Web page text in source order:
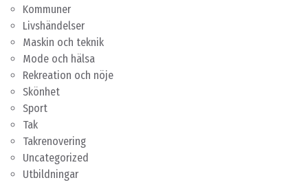
Kommuner
Livshändelser
Maskin och teknik
Mode och hälsa
Rekreation och nöje
Skönhet
Sport
Tak
Takrenovering
Uncategorized
Utbildningar